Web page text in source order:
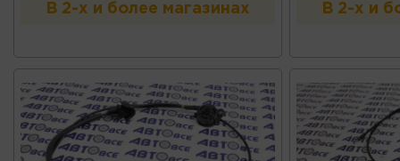
В 2-х и более магазинах В 2-х и